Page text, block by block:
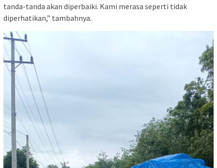
tanda-tanda akan diperbaiki. Kami merasa seperti tidak
diperhatikan,” tambahnya.